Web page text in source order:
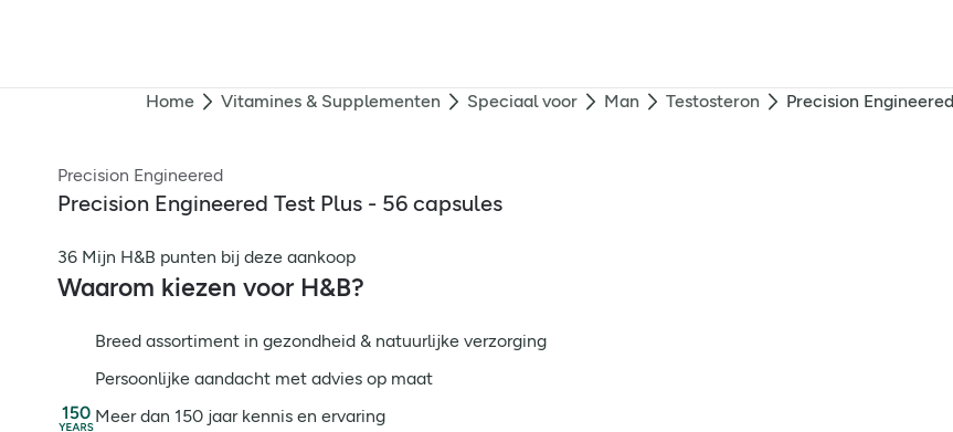
Home Vitamines & Supplementen Speciaal voor Man Testosteron Precision
Precision Engineered
Precision Engineered Test Plus - 56 capsules
36 Mijn H&B punten bij deze aankoop
Waarom kiezen voor H&B?
Breed assortiment in gezondheid & natuurlijke verzorging
Persoonlijke aandacht met advies op maat
Meer dan 150 jaar kennis en ervaring